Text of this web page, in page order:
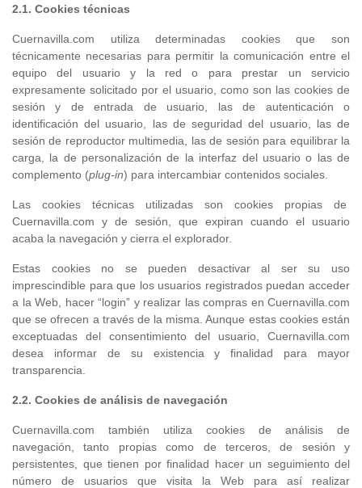
2.1. Cookies técnicas
Cuernavilla.com utiliza determinadas cookies que son
técnicamente necesarias para permitir la comunicación entre el
equipo del usuario y la red o para prestar un servicio
expresamente solicitado por el usuario, como son las cookies de
sesión y de entrada de usuario, las de autenticación o
identificación del usuario, las de seguridad del usuario, las de
sesión de reproductor multimedia, las de sesión para equilibrar la
carga, la de personalización de la interfaz del usuario o las de
complemento (plug-in) para intercambiar contenidos sociales.
Las cookies técnicas utilizadas son cookies propias de
Cuernavilla.com y de sesión, que expiran cuando el usuario
acaba la navegación y cierra el explorador.
Estas cookies no se pueden desactivar al ser su uso
imprescindible para que los usuarios registrados puedan acceder
a la Web, hacer “login” y realizar las compras en Cuernavilla.com
que se ofrecen a través de la misma. Aunque estas cookies están
exceptuadas del consentimiento del usuario, Cuernavilla.com
desea informar de su existencia y finalidad para mayor
transparencia.
2.2. Cookies de análisis de navegación
Cuernavilla.com también utiliza cookies de análisis de
navegación, tanto propias como de terceros, de sesión y
persistentes, que tienen por finalidad hacer un seguimiento del
número de usuarios que visita la Web para así realizar